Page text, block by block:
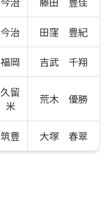
今治 田窪 豊紀
福岡 吉武 千翔
久留
米
荒木 優勝
筑豊 大塚 春翠